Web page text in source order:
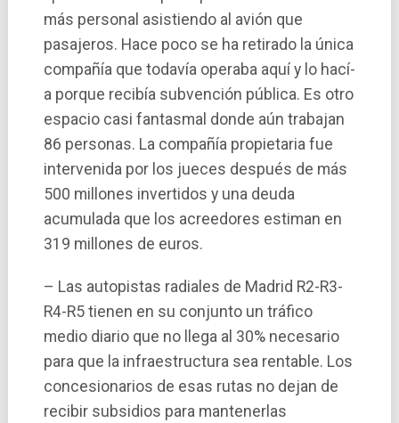
más personal asistiendo al avión que
pasajeros. Hace poco se ha retirado la única
compañí­a que todaví­a operaba aquí­ y lo hací­
a porque recibí­a subvención pública. Es otro
espacio casi fantasmal donde aún trabajan
86 personas. La compañí­a propietaria fue
intervenida por los jueces después de más
500 millones invertidos y una deuda
acumulada que los acreedores estiman en
319 millones de euros.
– Las autopistas radiales de Madrid R2-R3-
R4-R5 tienen en su conjunto un tráfico
medio diario que no llega al 30% necesario
para que la infraestructura sea rentable. Los
concesionarios de esas rutas no dejan de
recibir subsidios para mantenerlas